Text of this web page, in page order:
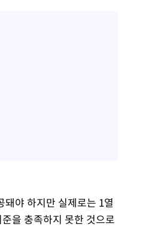
야 하지만 실제로는 1열
을 충족하지 못한 것으로